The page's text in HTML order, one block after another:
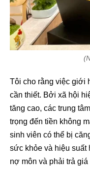
Tôi cho rằng việc giới
cần thiết. Bởi xã hội
tăng cao, các trung
trọng đến tiền không
sinh viên có thể bị
sức khỏe và hiệu suất
nợ môn và phải trả